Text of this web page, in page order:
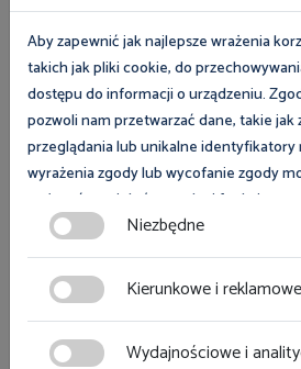
BHP
Instalacje elektryczne na
Aby zapewnić jak najlepsze wrażenia
takich jak pliki cookie, do
dostępu do informacji o urządzeniu.
pozwoli nam przetwarzać dane, takie jak
przeglądania lub unikalne identyfikatory
wyrażenia zgody lub wycofanie zgody
wpłynąć na niektóre cechy i funkcje.
Zgoda na pliki cookies jest dobrowolna i
zmodyfikować w dowolnym momencie
ciasteczka w lewym dolnym rogu strony.
znajdziesz w
Niezbędne
Kierunkowe i reklamowe
Wydajnościowe i